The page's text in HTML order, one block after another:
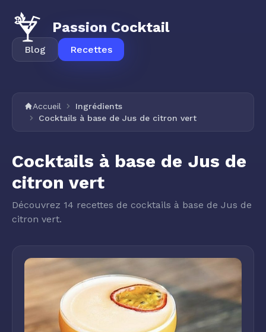
Passion Cocktail
Blog Recettes
Accueil
Ingrédients
Cocktails à base de Jus de citron vert
Cocktails à base de Jus de
citron vert
Découvrez 14 recettes de cocktails à base de Jus de
citron vert.